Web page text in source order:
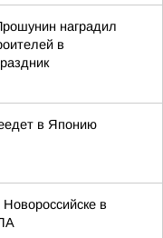
наградил
в
в Японию
в